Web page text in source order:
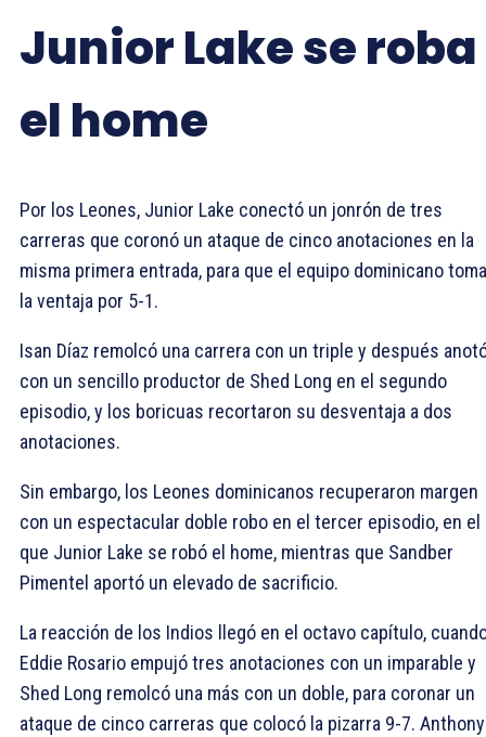
Junior Lake se roba
el home
Por los Leones, Junior Lake conectó un jonrón de tres
carreras que coronó un ataque de cinco anotaciones en la
misma primera entrada, para que el equipo dominicano
la ventaja por 5-1.
Isan Díaz remolcó una carrera con un triple y después
con un sencillo productor de Shed Long en el segundo
episodio, y los boricuas recortaron su desventaja a dos
anotaciones.
Sin embargo, los Leones dominicanos recuperaron margen
con un espectacular doble robo en el tercer episodio, en el
que Junior Lake se robó el home, mientras que Sandber
Pimentel aportó un elevado de sacrificio.
La reacción de los Indios llegó en el octavo capítulo,
Eddie Rosario empujó tres anotaciones con un imparable y
Shed Long remolcó una más con un doble, para coronar un
ataque de cinco carreras que colocó la pizarra 9-7. Anthony